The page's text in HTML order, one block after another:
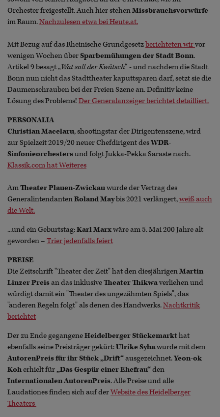
Orchester freigestellt. Auch hier stehenMissbrauchsvorwürfe
im Raum.Nachzulesen etwa bei Heute.at.
Mit Bezug auf das Rheinische Grundgesetzberichteten wirvor
wenigen Wochen überSparbemühungen der Stadt Bonn.
Artikel 9 besagt „Wat soll der Kwätsch“ - und nachdem die Stadt
Bonn nun nicht das Stadttheater kaputtsparen darf, setzt sie die
Daumenschrauben bei der Freien Szene an. Definitiv keine
Lösung des Problems! Der Generalanzeiger berichtet detailliert.
PERSONALIA
Christian Macelaru, shootingstar der Dirigentenszene, wird
zur Spielzeit 2019/20 neuer Chefdirigent desWDR-
Sinfonieorchestersund folgt Jukka-Pekka Saraste nach.
Klassik.com hat Weiteres
AmTheater Plauen-Zwickauwurde der Vertrag des
GeneralintendantenRoland Maybis 2021 verlängert,weiß auch
die Welt.
...und ein Geburtstag:Karl Marxwäre am 5. Mai 200 Jahre alt
geworden – Trier jedenfalls feiert
PREISE
Die Zeitschrift "Theater der Zeit" hat den diesjährigenMartin
Linzer Preisan das inklusiveTheater Thikwaverliehen und
würdigt damit ein "Theater des ungezähmten Spiels", das
"anderen Regeln folgt" als denen des Handwerks.Nachtkritik
berichtet
Der zu Ende gegangeneHeidelberger Stückemarkthat
ebenfalls seine Preisträger gekürt:Ulrike Syhawurde mit dem
AutorenPreis für ihr Stück „Drift“ausgezeichnet.Yeon-ok
Koherhielt für„Das Gespür einer Ehefrau“den
Internationalen AutorenPreis. Alle Preise und alle
Laudationes finden sich auf derWebsite des Heidelberger
Theaters